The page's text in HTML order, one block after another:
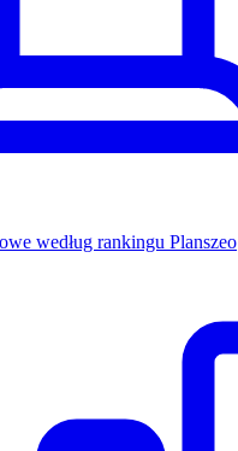
według rankingu Planszeo